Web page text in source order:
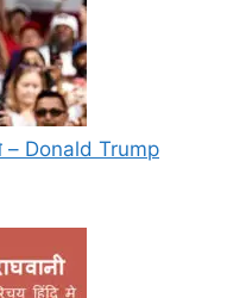
मे – Donald Trump